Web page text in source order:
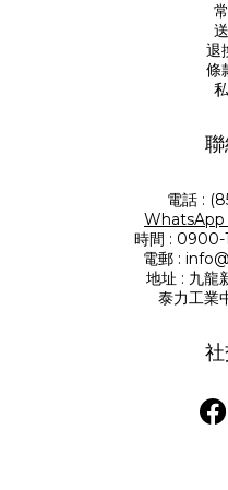
退
條
電話 :
WhatsApp
時間 : 0900-
電郵 :
地址 : 九龍
泰力工業